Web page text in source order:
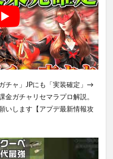
チャ」JPにも「実装確定」→
金ガチャリセマラプロ解説。
いします【アプデ最新情報攻